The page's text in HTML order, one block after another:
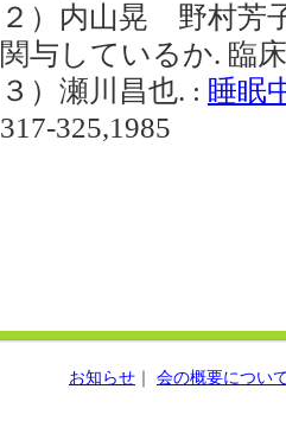
２）内山晃 野村芳
関与しているか. 臨
３）瀬川昌也. : 睡眠
317-325,1985
お知らせ 会の概要につい